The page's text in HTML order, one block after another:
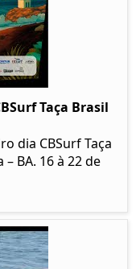
Taça Brasil
dia CBSurf Taça
BA. 16 à 22 de